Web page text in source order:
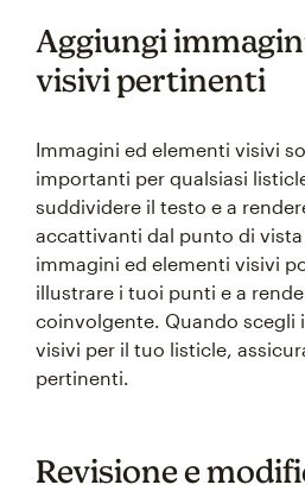
Aggiungi
visivi pertinenti
Immagini ed elementi visivi
importanti per qualsiasi
suddividere il testo e a
accattivanti dal punto di
immagini ed elementi visivi
illustrare i tuoi punti e a
coinvolgente. Quando scegli
visivi per il tuo listicle,
pertinenti.
Revisione e